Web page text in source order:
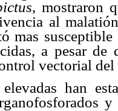
, mostraron
al
mas
a pesar
vectorial del
elevadas han